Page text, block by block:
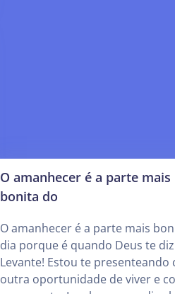
O amanhecer é a parte mais
bonita do
O amanhecer é a parte mais
dia porque é quando Deus te
Levante! Estou te presenteando
outra oportunidade de viver e